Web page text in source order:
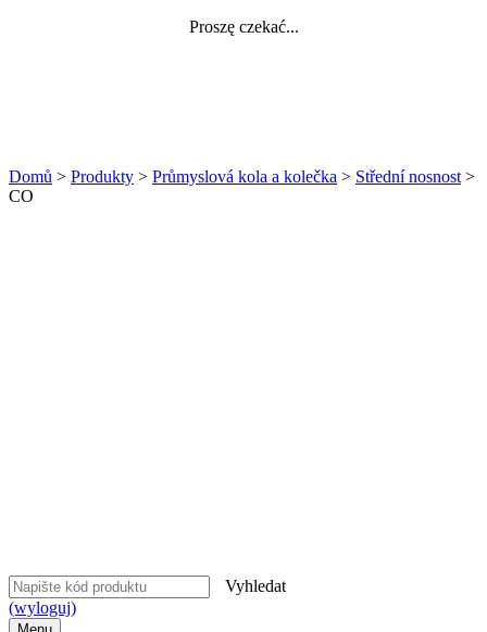
Proszę czekać...
Domů > Produkty > Průmyslová kola a kolečka > Střední nosnost >
CO
Vyhledat
(wyloguj)